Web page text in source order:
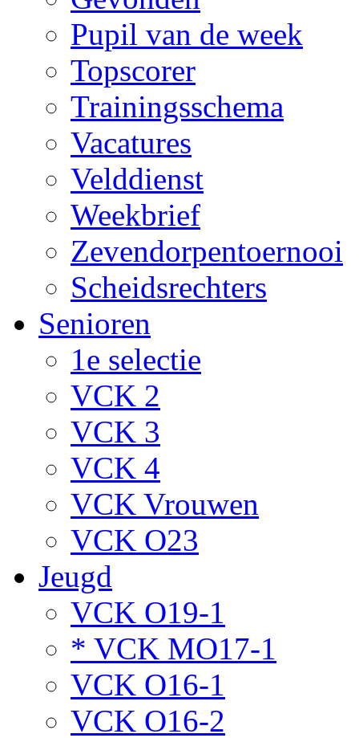
Pupil van de week
Topscorer
Trainingsschema
Vacatures
Velddienst
Weekbrief
Zevendorpentoernooi
Scheidsrechters
Senioren
1e selectie
VCK 2
VCK 3
VCK 4
VCK Vrouwen
VCK O23
Jeugd
VCK O19-1
* VCK MO17-1
VCK O16-1
VCK O16-2